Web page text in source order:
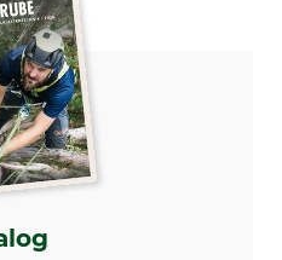
Seilsack
Länge (innen)
30 cm
Höhe (innen)
35 cm